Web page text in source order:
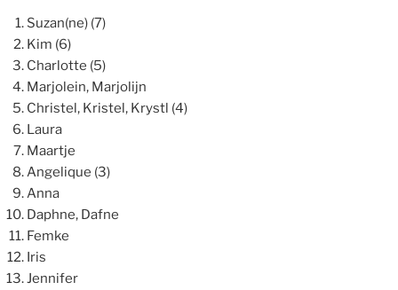
Suzan(ne) (7)
Kim (6)
Charlotte (5)
Marjolein, Marjolijn
Christel, Kristel, Krystl (4)
Laura
Maartje
Angelique (3)
Anna
Daphne, Dafne
Femke
Iris
Jennifer